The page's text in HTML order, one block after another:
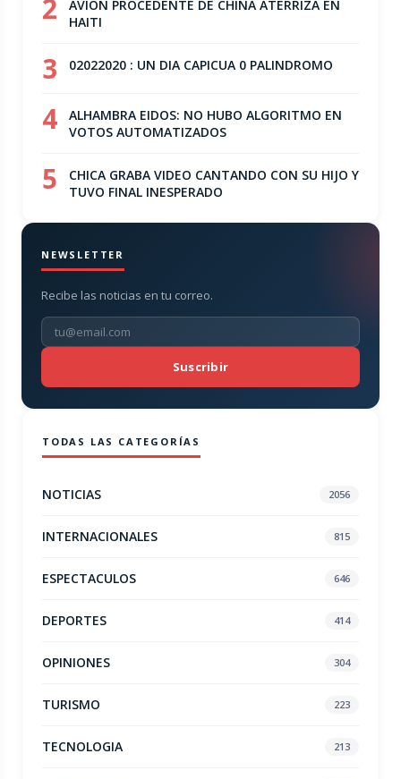
2
AVION PROCEDENTE DE CHINA ATERRIZA EN
HAITI
3 02022020 : UN DIA CAPICUA 0 PALINDROMO
4
ALHAMBRA EIDOS: NO HUBO ALGORITMO EN
VOTOS AUTOMATIZADOS
5
CHICA GRABA VIDEO CANTANDO CON SU HIJO Y
TUVO FINAL INESPERADO
NEWSLETTER
Recibe las noticias en tu correo.
Suscribir
TODAS LAS CATEGORÍAS
NOTICIAS 2056
INTERNACIONALES 815
ESPECTACULOS 646
DEPORTES 414
OPINIONES 304
TURISMO 223
TECNOLOGIA 213